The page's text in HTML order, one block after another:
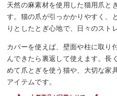
天然の麻素材を使用した猫用爪と
す。猫の爪が引っかかりやすく、
りとしたとぎ心地で、日々のスト
カバーを使えば、壁面や柱に取り
んできたら裏返して使えます。長
めて爪とぎを使う猫や、大切な家
アイテムです。